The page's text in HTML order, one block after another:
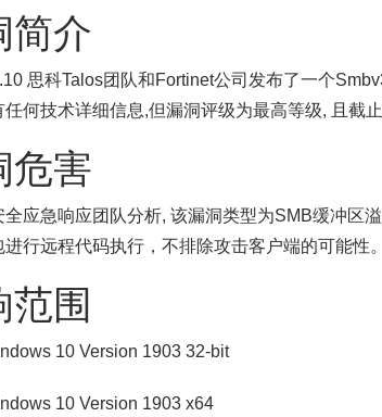
简介
思科Talos团队和Fortinet公司发布了一个
任何技术详细信息,但漏洞评级为最高等级, 且截
危害
全应急响应团队分析, 该漏洞类型为SMB缓冲区
进行远程代码执行，不排除攻击客户端的可能性。
范围
10 Version 1903 32-bit
10 Version 1903 x64